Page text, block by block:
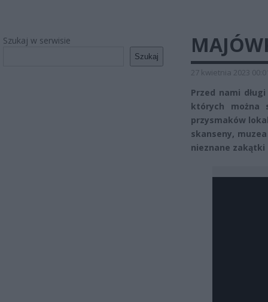
Szukaj w serwisie
Szukaj
27 kwietnia 2023
Przed nami
których można
przysmaków
skanseny,
nieznane zakątki